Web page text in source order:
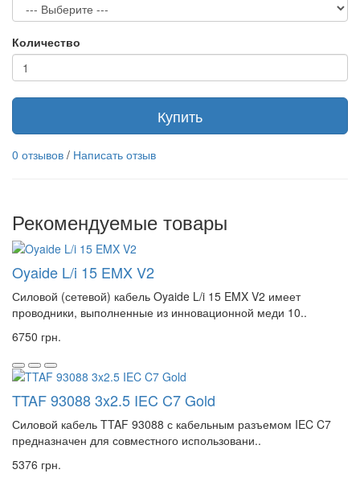
Количество
Купить
0 отзывов / Написать отзыв
Рекомендуемые товары
Oyaide L/i 15 EMX V2
Силовой (сетевой) кабель Oyaide L/i 15 EMX V2 имеет
проводники, выполненные из инновационной меди 10..
6750 грн.
TTAF 93088 3x2.5 IEC C7 Gold
Силовой кабель TTAF 93088 с кабельным разъемом IEC C7
предназначен для совместного использовани..
5376 грн.